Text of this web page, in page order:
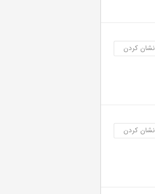
نشان کردن
نشان کردن